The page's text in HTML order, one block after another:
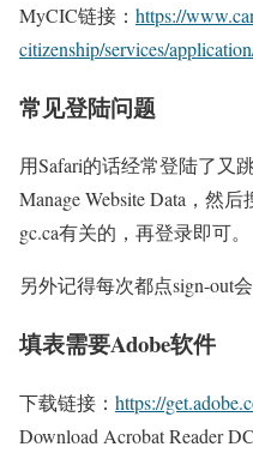
MyCIC链接： https://
citizenship/services/
常见登陆问题
用Safari的话经常登陆了又
Manage Website Data，然
gc.ca有关的，再登录即可。
另外记得每次都点sign-out会
填表需要Adobe软件
下载链接： https://
Download Acrobat Reader DC